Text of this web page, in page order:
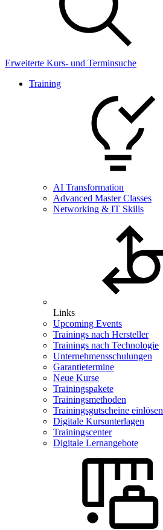
Erweiterte Kurs- und Terminsuche
Training
AI Transformation
Advanced Master Classes
Networking & IT Skills
Links
Upcoming Events
Trainings nach Hersteller
Trainings nach Technologie
Unternehmensschulungen
Garantietermine
Neue Kurse
Trainingspakete
Trainingsmethoden
Trainingsgutscheine einlösen
Digitale Kursunterlagen
Trainingscenter
Digitale Lernangebote